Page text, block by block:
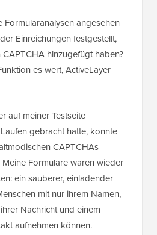
Formularanalysen angesehen
Einreichungen festgestellt,
hinzugefügt haben?
es wert, ActiveLayer
auf meiner Testseite
gebracht hatte, konnte
CAPTCHAs
Formulare waren wieder
ein sauberer, einladender
mit nur ihrem Namen,
Nachricht und einem
aufnehmen können.